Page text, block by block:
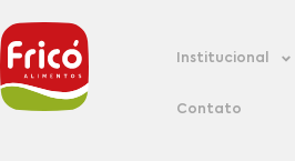
Institucional
Contato